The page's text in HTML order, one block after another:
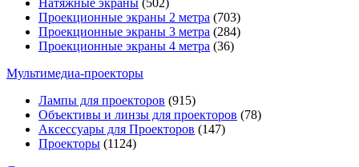
Натяжные экраны (502)
Проекционные экраны 2 метра (703)
Проекционные экраны 3 метра (284)
Проекционные экраны 4 метра (36)
Мультимедиa-проекторы
Лампы для проекторов (915)
Объективы и линзы для проекторов (78)
Аксессуары для Проекторов (147)
Проекторы (1124)